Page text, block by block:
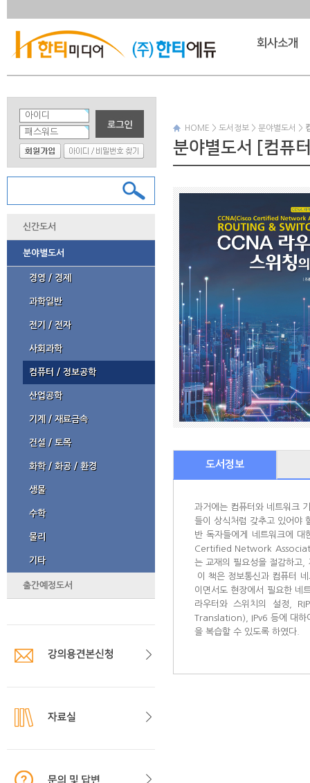
회사소개
신간도서
분야별도서
경영 / 경제
과학일반
전기 / 전자
사회과학
컴퓨터 / 정보공학
산업공학
기계 / 재료금속
건설 / 토목
화학 / 화공 / 환경
생물
수학
물리
기타
출간예정도서
HOME > 도서정보 > 분야별도서 >
분야별도서 [컴퓨
도서정보
과거에는 컴퓨터와 네트워크
들이 상식처럼 갖추고 있어야
반 독자들에게 네트워크에
Certified Network
는 교재의 필요성을 절감하고,
이 책은 정보통신과 컴퓨터
이면서도 현장에서 필요한
라우터와 스위치의 설정,
Translation), IPv6 등에 대하
을 복습할 수 있도록 하였다.